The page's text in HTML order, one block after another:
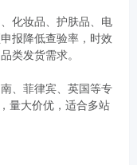
化妆品、护肤品、电
报降低查验率，时效
类发货需求。
、菲律宾、英国等专
量大价优，适合多站